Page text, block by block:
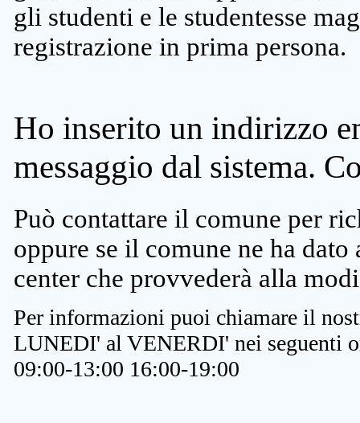
gli studenti e le studentesse
registrazione in prima persona.
Ho inserito un indirizzo
messaggio dal sistema.
Può contattare il comune per
oppure se il comune ne ha
center che provvederà alla
Per informazioni puoi chiamare il
LUNEDI' al VENERDI' nei seguenti
09:00-13:00 16:00-19:00